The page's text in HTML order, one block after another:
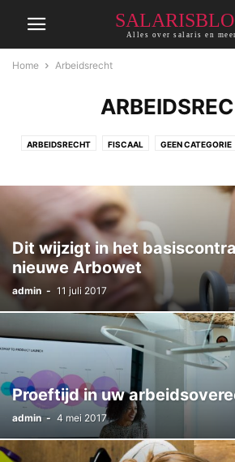
Alles over salaris en meer
Home Arbeidsrecht
ARBEIDSRECHT FISCAAL GEEN CATEGORIE
PENSIOENEN EN VERZEKERINGEN
Dit wijzigt in het
nieuwe Arbowet
admin - 11 juli 2017
Proeftijd in uw
admin - 4 mei 2017